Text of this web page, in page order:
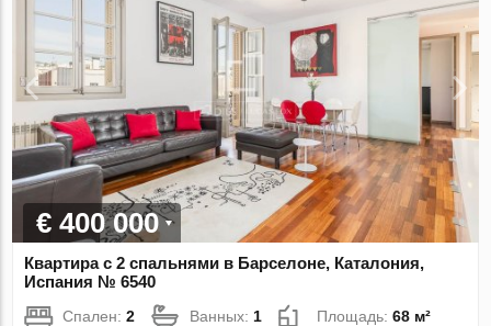
€ 400 000
Квартира с 2 спальнями в Барселоне, Каталония,
Испания № 6540
Спален:2 Ванных: 1 Площадь:68 м²